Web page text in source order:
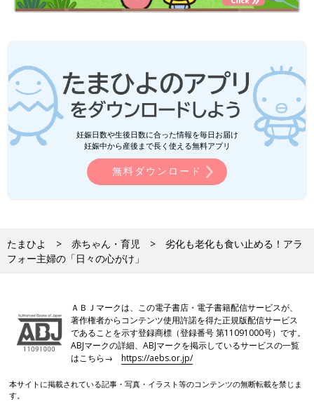
妊娠日数や生後日数に合った情報を毎日お届け
妊娠中から産後まで長く使える無料アプリ
無料ダウンロード
たまひよ 赤ちゃん・育児
劣化も老化も食い止める！アラ
フォー主婦の「日々の心がけ」
ＡＢＪマークは、この電子書店・電子書籍配信サービスが、
著作権者からコンテンツ使用許諾を得た正規版配信サービス
であることを示す登録商標（登録番号 第11091000号）です。
ABJマークの詳細、ABJマークを掲示しているサービスの一覧
はこちら→https://aebs.or.jp/
本サイトに掲載されている記事・写真・イラスト等のコンテンツの無断転載を禁じま
す。